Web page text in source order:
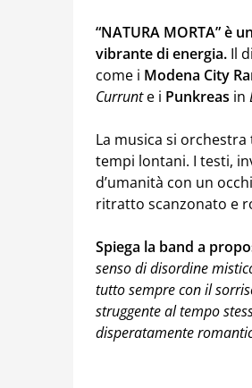
“NATURA MORTA” è
vibrante di energia. Il
come i Modena City
Currunte i Punkreas in
La musica si
tempi lontani. I testi,
d’umanità con un
ritratto scanzonato e
Spiega la band a
senso di disordine
tutto sempre con il
struggente al tempo
disperatamente